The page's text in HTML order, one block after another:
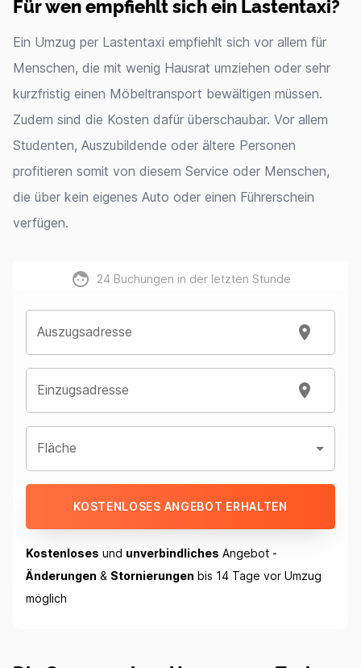
Für wen empfiehlt sich ein Lastentaxi?
Ein Umzug per Lastentaxi empfiehlt sich vor allem für
Menschen, die mit wenig Hausrat umziehen oder sehr
kurzfristig einen Möbeltransport bewältigen müssen.
Zudem sind die Kosten dafür überschaubar. Vor allem
Studenten, Auszubildende oder ältere Personen
profitieren somit von diesem Service oder Menschen,
die über kein eigenes Auto oder einen Führerschein
verfügen.
24 Buchungen in der letzten Stunde
Auszugsadresse
Einzugsadresse
Fläche
KOSTENLOSES ANGEBOT ERHALTEN
Kostenloses und unverbindliches Angebot -
Änderungen & Stornierungen bis 14 Tage vor Umzug
möglich